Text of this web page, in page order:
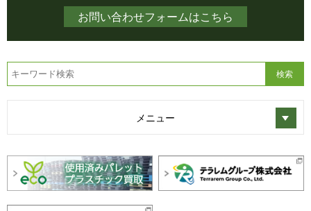
お問い合わせフォームはこちら
メニュー